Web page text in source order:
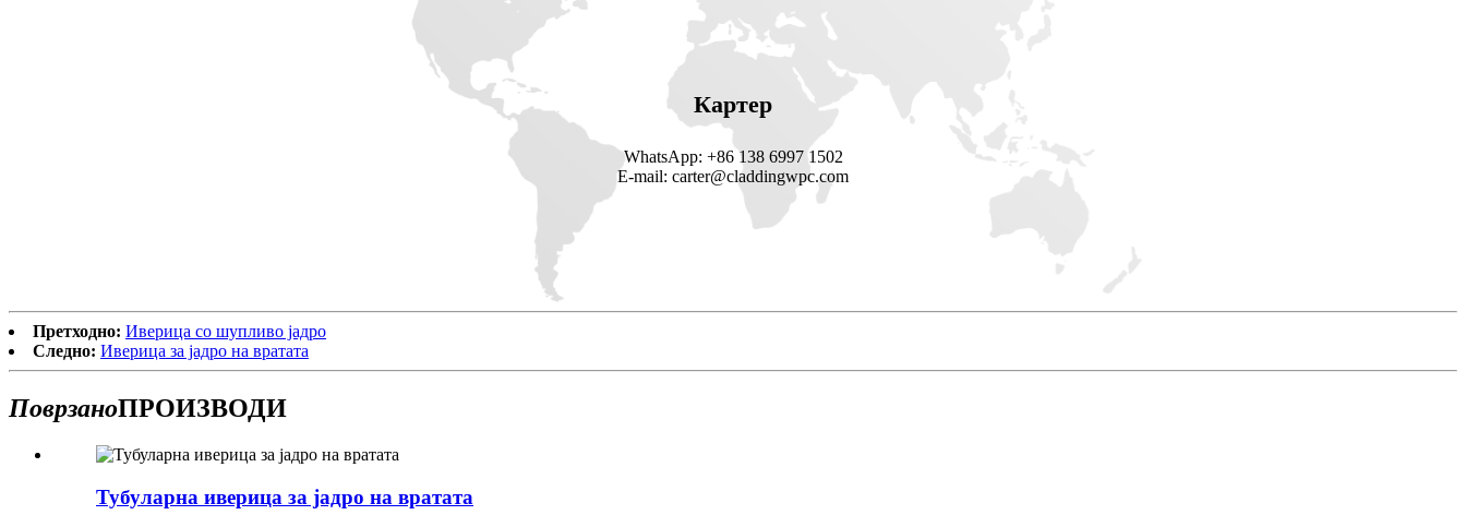
Картер
WhatsApp: +86 138 6997 1502
E-mail: carter@claddingwpc.com
Претходно: Иверица со шупливо јадро
Следно: Иверица за јадро на вратата
ПоврзаноПРОИЗВОДИ
Тубуларна иверица за јадро на вратата